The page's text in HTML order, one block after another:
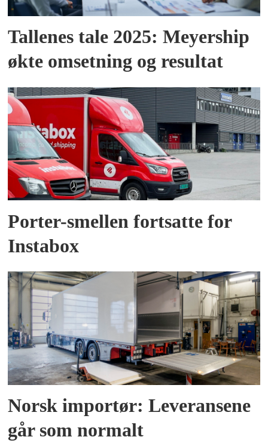
Tallenes tale 2025: Meyership
økte omsetning og resultat
Porter-smellen fortsatte for
Instabox
Norsk importør: Leveransene
går som normalt